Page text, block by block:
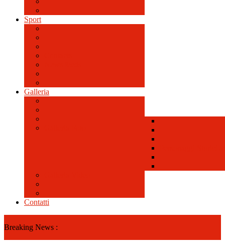
Sport
Galleria
Contatti
Breaking News :